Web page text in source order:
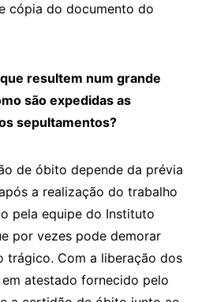
cópia do documento do
resultem num grande
são expedidas as
sepultamentos?
de óbito depende da prévia
a realização do trabalho
pela equipe do Instituto
por vezes pode demorar
trágico. Com a liberação dos
atestado fornecido pelo